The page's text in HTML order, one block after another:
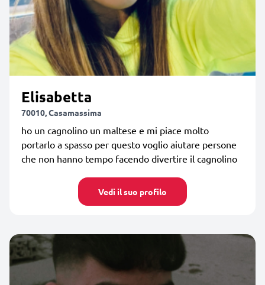
Elisabetta
70010, Casamassima
ho un cagnolino un maltese e mi piace molto
portarlo a spasso per questo voglio aiutare persone
che non hanno tempo facendo divertire il cagnolino
Vedi il suo profilo